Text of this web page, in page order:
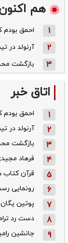
هم
1 احمق بودم
2 آرنولد در
3 بازگشت
اتاق خبر
1 احمق بودم
2 آرنولد در
3 بازگشت
4 فرهاد
5 قرآن کتاب
6 رونمایی
7 پوتین
8 دست رد
9 جانشین